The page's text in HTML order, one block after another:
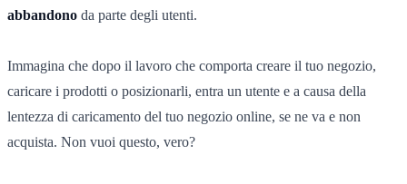
abbandono da parte degli utenti.
Immagina che dopo il lavoro che comporta creare il tuo negozio,
caricare i prodotti o posizionarli, entra un utente e a causa della
lentezza di caricamento del tuo negozio online, se ne va e non
acquista. Non vuoi questo, vero?